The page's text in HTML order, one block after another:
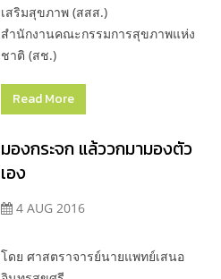
เสริมสุขภาพ (สสส.)
สำนักงานคณะกรรมการสุขภาพแห่ง
ชาติ (สช.)
Read More
มองกระจก แล้ววกมามองตัว
เอง
4 AUG 2016
โดย ศาสตราจารย์นายแพทย์เสนอ